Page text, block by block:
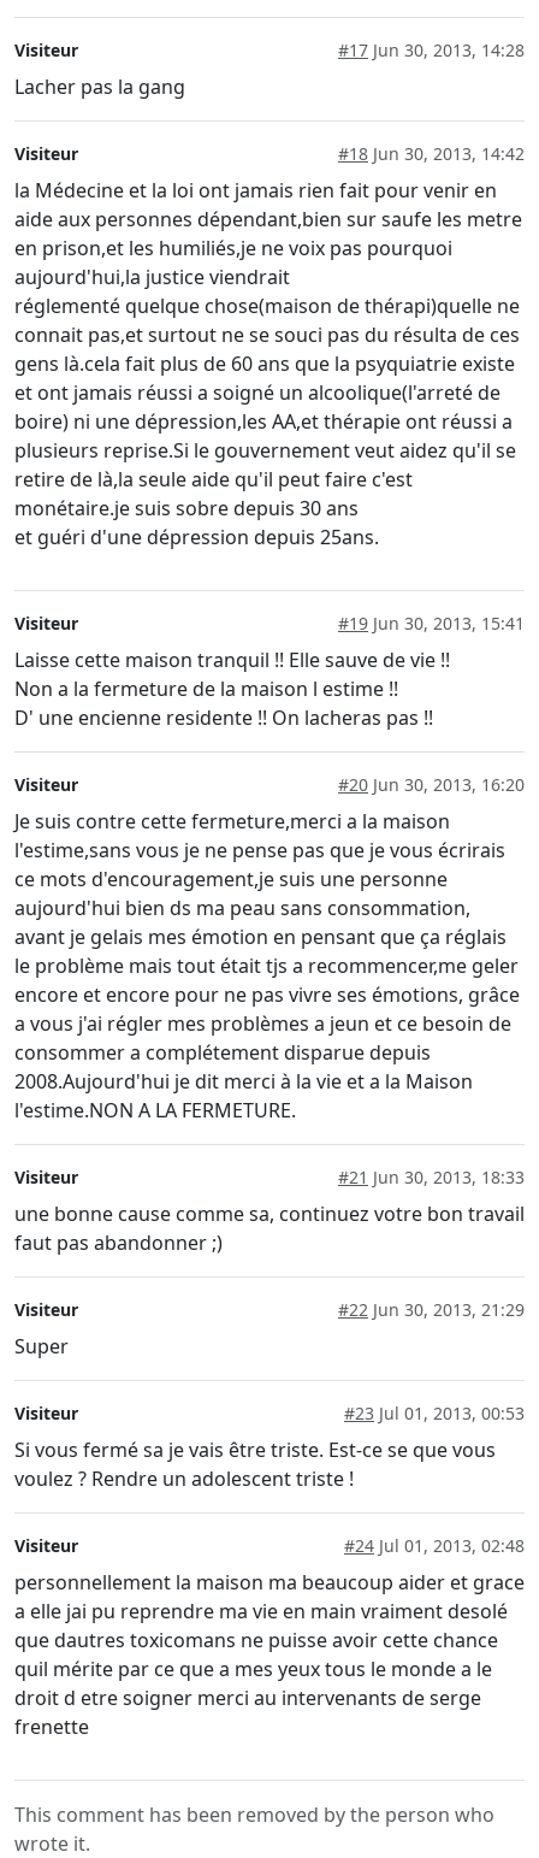
Visiteur #17 Jun 30, 2013, 14:28
Lacher pas la gang
Visiteur #18 Jun 30, 2013, 14:42
la Médecine et la loi ont jamais rien fait pour venir en
aide aux personnes dépendant,bien sur saufe les metre
en prison,et les humiliés,je ne voix pas pourquoi
aujourd'hui,la justice viendrait
réglementé quelque chose(maison de thérapi)quelle ne
connait pas,et surtout ne se souci pas du résulta de ces
gens là.cela fait plus de 60 ans que la psyquiatrie existe
et ont jamais réussi a soigné un alcoolique(l'arreté de
boire) ni une dépression,les AA,et thérapie ont réussi a
plusieurs reprise.Si le gouvernement veut aidez qu'il se
retire de là,la seule aide qu'il peut faire c'est
monétaire.je suis sobre depuis 30 ans
et guéri d'une dépression depuis 25ans.
Visiteur #19 Jun 30, 2013, 15:41
Laisse cette maison tranquil !! Elle sauve de vie !!
Non a la fermeture de la maison l estime !!
D' une encienne residente !! On lacheras pas !!
Visiteur #20 Jun 30, 2013, 16:20
Je suis contre cette fermeture,merci a la maison
l'estime,sans vous je ne pense pas que je vous écrirais
ce mots d'encouragement,je suis une personne
aujourd'hui bien ds ma peau sans consommation,
avant je gelais mes émotion en pensant que ça réglais
le problème mais tout était tjs a recommencer,me geler
encore et encore pour ne pas vivre ses émotions, grâce
a vous j'ai régler mes problèmes a jeun et ce besoin de
consommer a complétement disparue depuis
2008.Aujourd'hui je dit merci à la vie et a la Maison
l'estime.NON A LA FERMETURE.
Visiteur #21 Jun 30, 2013, 18:33
une bonne cause comme sa, continuez votre bon travail
faut pas abandonner ;)
Visiteur #22 Jun 30, 2013, 21:29
Super
Visiteur #23 Jul 01, 2013, 00:53
Si vous fermé sa je vais être triste. Est-ce se que vous
voulez ? Rendre un adolescent triste !
Visiteur #24 Jul 01, 2013, 02:48
personnellement la maison ma beaucoup aider et grace
a elle jai pu reprendre ma vie en main vraiment desolé
que dautres toxicomans ne puisse avoir cette chance
quil mérite par ce que a mes yeux tous le monde a le
droit d etre soigner merci au intervenants de serge
frenette
This comment has been removed by the person who
wrote it.